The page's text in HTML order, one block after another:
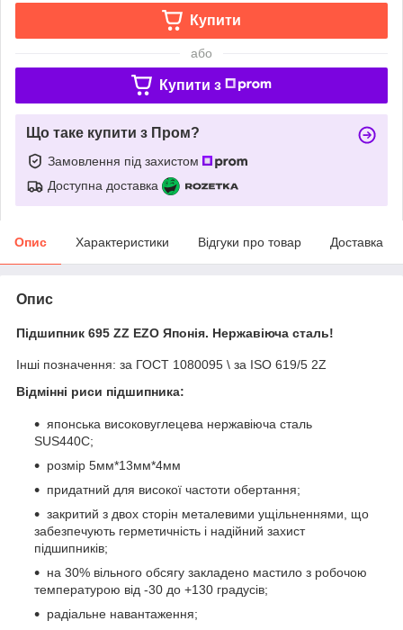
Купити
або
Купити з
Що таке купити з Пром?
Замовлення під захистом
Доступна доставка
Опис Характеристики Відгуки про товар Доставка
Опис
Підшипник 695 ZZ EZO Японія. Нержавіюча сталь!
Інші позначення: за ГОСТ 1080095 \ за ISO 619/5 2Z
Відмінні риси підшипника:
японська високовуглецева нержавіюча сталь
SUS440C;
розмір 5мм*13мм*4мм
придатний для високої частоти обертання;
закритий з двох сторін металевими ущільненнями, що
забезпечують герметичність і надійний захист
підшипників;
на 30% вільного обсягу закладено мастило з робочою
температурою від -30 до +130 градусів;
радіальне навантаження;